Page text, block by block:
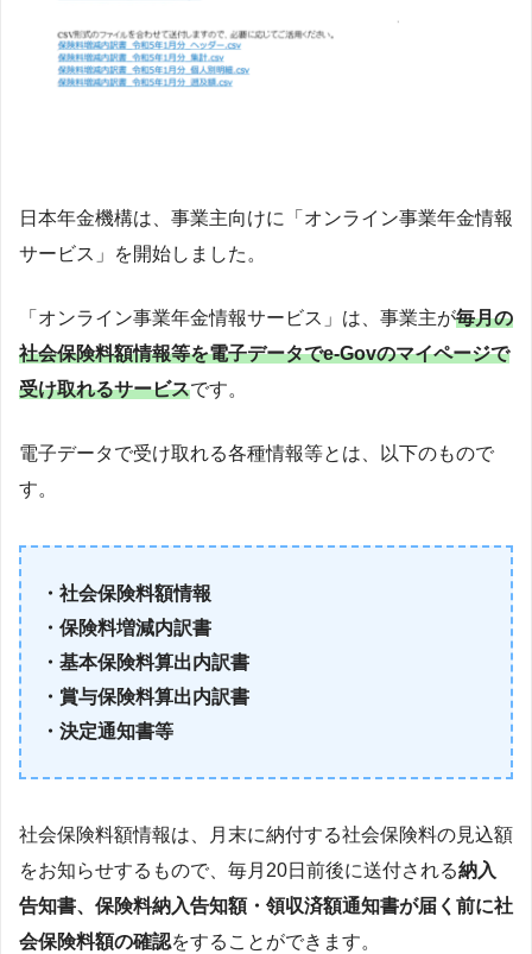
日本年金機構は、事業主向けに「オンライン事業年金情報
サービス」を開始しました。
「オンライン事業年金情報サービス」は、事業主が毎月の
社会保険料額情報等を電子データでe-Govのマイページで
受け取れるサービスです。
電子データで受け取れる各種情報等とは、以下のもので
す。
・社会保険料額情報
・保険料増減内訳書
・基本保険料算出内訳書
・賞与保険料算出内訳書
・決定通知書等
社会保険料額情報は、月末に納付する社会保険料の見込額
をお知らせするもので、毎月20日前後に送付される納入
告知書、保険料納入告知額・領収済額通知書が届く前に社
会保険料額の確認をすることができます。